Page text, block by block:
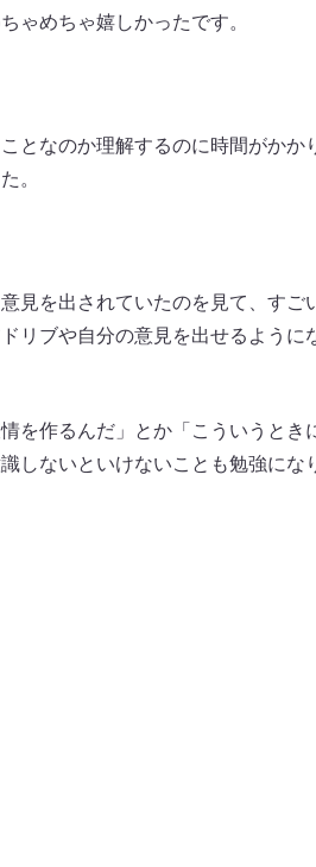
ゃめちゃ嬉しかったです。
なのか理解するのに時間がかか
。
を出されていたのを見て、すご
リブや自分の意見を出せるように
作るんだ」とか「こういうとき
しないといけないことも勉強にな